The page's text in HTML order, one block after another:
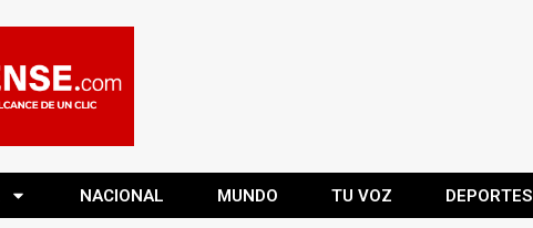
NACIONAL MUNDO TU VOZ DEPORTES